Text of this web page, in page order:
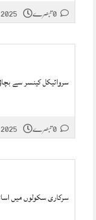
سروائیکل کینسر سے
سرکاری سکولوں میں